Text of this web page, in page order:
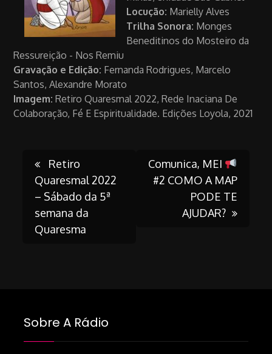
Locução: Marielly Alves
Trilha Sonora: Monges
Beneditinos do Mosteiro da
Ressureição - Nos Remiu
Gravação e Edição: Fernanda Rodrigues, Marcelo
Santos, Alexandre Morato
Imagem: Retiro Quaresmal 2022, Rede Inaciana De
Colaboração, Fé E Espiritualidade. Edições Loyola, 2021
Post
navigation
Retiro
Quaresmal 2022
– Sábado da 5ª
semana da
Quaresma
Comunica, MEI
#2 COMO A MAP
PODE TE
AJUDAR?
Sobre A Rádio